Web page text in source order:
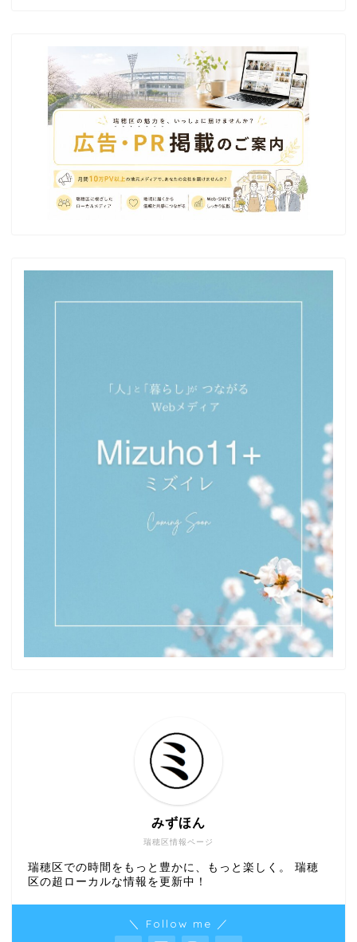
瑞穂区情報ページ
みずほん
瑞穂区での時間をもっと豊かに、もっと楽しく。 瑞穂
区の超ローカルな情報を更新中！
＼ Follow me ／